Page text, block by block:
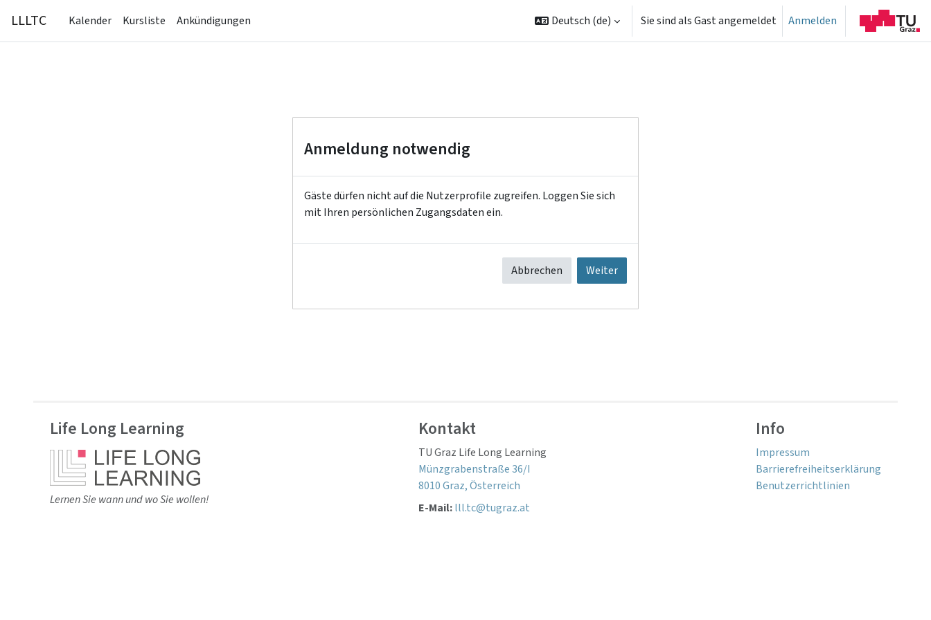
LLLTC Kalender Kursliste Ankündigungen Deutsch ‎(de)‎ Sie sind als Gast angemeldet Anmelden
Anmeldung notwendig
Gäste dürfen nicht auf die Nutzerprofile zugreifen. Loggen Sie sich
mit Ihren persönlichen Zugangsdaten ein.
Abbrechen Weiter
Life Long Learning
Lernen Sie wann und wo Sie wollen!
Kontakt
TU Graz Life Long Learning
Münzgrabenstraße 36/I
8010 Graz, Österreich
E-Mail:lll.tc@tugraz.at
Info
Impressum
Barrierefreiheitserklärung
Benutzerrichtlinien